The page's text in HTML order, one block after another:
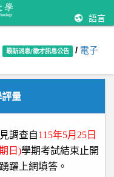
語言
最新消息/徵才訊息公告 / 電子
量
調查自115年5月25日
日)學期考試結束止開
躍上網填答。